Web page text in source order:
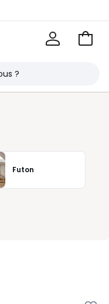
Voir
Futon